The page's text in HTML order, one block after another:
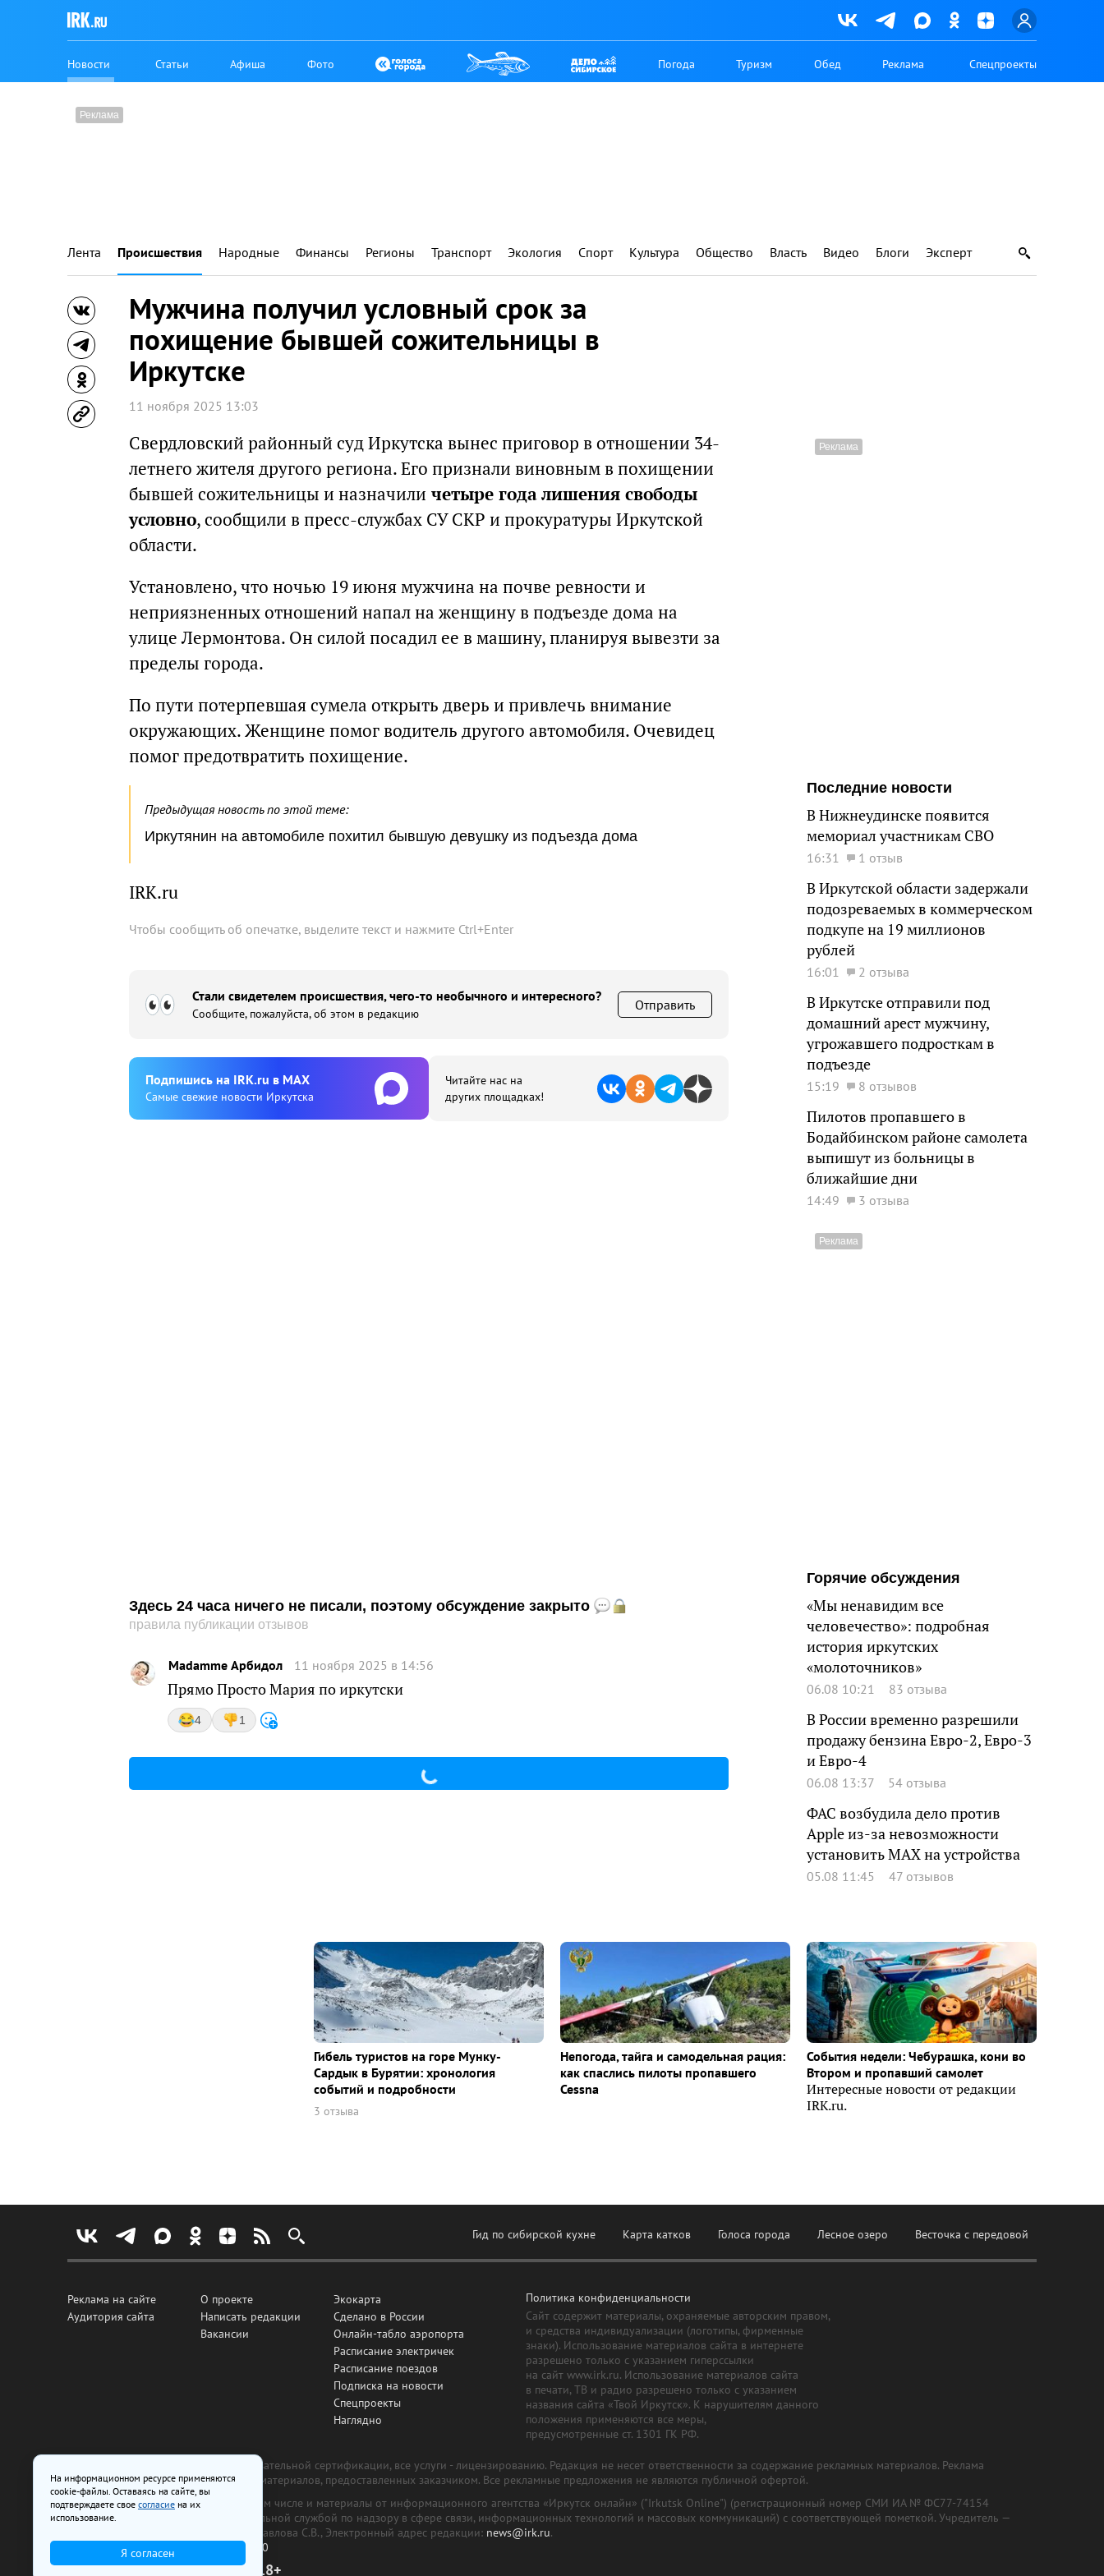
Новости Статьи Афиша Фото Погода Туризм Обед Реклама Спецпроекты
Лента Происшествия Народные Финансы Регионы Транспорт Экология Спорт Культура Общество Власть Видео Блоги Эксперт
Мужчина получил условный срок за
похищение бывшей сожительницы в
Иркутске
11 ноября 2025 13:03
Свердловский районный суд Иркутска вынес приговор в отношении 34-
летнего жителя другого региона. Его признали виновным в похищении
бывшей сожительницы и назначили четыре года лишения свободы
условно, сообщили в пресс-службах СУ СКР и прокуратуры Иркутской
области.
Установлено, что ночью 19 июня мужчина на почве ревности и
неприязненных отношений напал на женщину в подъезде дома на
улице Лермонтова. Он силой посадил ее в машину, планируя вывезти за
пределы города.
По пути потерпевшая сумела открыть дверь и привлечь внимание
окружающих. Женщине помог водитель другого автомобиля. Очевидец
помог предотвратить похищение.
Предыдущая новость по этой теме:
Иркутянин на автомобиле похитил бывшую девушку из подъезда дома
IRK.ru
Чтобы сообщить об опечатке, выделите текст и нажмите Ctrl+Enter
Стали свидетелем происшествия, чего-то необычного и интересного?
Сообщите, пожалуйста, об этом в редакцию
Отправить
Подпишиcь на IRK.ru в MAX
Cамые свежие новости Иркутска
Читайте нас на
других площадках!
Здесь 24 часа ничего не писали, поэтому обсуждение закрыто
правила публикации отзывов
Madamme Арбидол 11 ноября 2025 в 14:56
Прямо Просто Мария по иркутски
4 1
Последние новости
В Нижнеудинске появится
мемориал участникам СВО
16:31 1 отзыв
В Иркутской области задержали
подозреваемых в коммерческом
подкупе на 19 миллионов
рублей
16:01 2 отзыва
В Иркутске отправили под
домашний арест мужчину,
угрожавшего подросткам в
подъезде
15:19 8 отзывов
Пилотов пропавшего в
Бодайбинском районе самолета
выпишут из больницы в
ближайшие дни
14:49 3 отзыва
Горячие обсуждения
«Мы ненавидим все
человечество»: подробная
история иркутских
«молоточников»
06.08 10:21 83 отзыва
В России временно разрешили
продажу бензина Евро-2, Евро-3
и Евро-4
06.08 13:37 54 отзыва
ФАС возбудила дело против
Apple из-за невозможности
установить MAX на устройства
05.08 11:45 47 отзывов
Гибель туристов на горе Мунку-
Сардык в Бурятии: хронология
событий и подробности
3 отзыва
Непогода, тайга и самодельная рация:
как спаслись пилоты пропавшего
Cessna
События недели: Чебурашка, кони во
Втором и пропавший самолет
Интересные новости от редакции
IRK.ru.
Гид по сибирской кухне Карта катков Голоса города Лесное озеро Весточка с передовой
Реклама на сайте
Аудитория сайта
О проекте
Написать редакции
Вакансии
Экокарта
Сделано в России
Онлайн-табло аэропорта
Расписание электричек
Расписание поездов
Подписка на новости
Спецпроекты
Наглядно
Политика конфиденциальности
Сайт содержит материалы, охраняемые авторским правом,
и средства индивидуализации (логотипы, фирменные
знаки). Использование материалов сайта в интернете
разрешено только с указанием гиперссылки
на сайт www.irk.ru. Использование материалов сайта
в печати, ТВ и радио разрешено только с указанием
названия сайта «Твой Иркутск». К нарушителям данного
положения применяются все меры,
предусмотренные ст. 1301 ГК РФ.
Все рекламные товары подлежат обязательной сертификации, все услуги - лицензированию. Редакция не несет ответственности за содержание рекламных материалов. Реклама
изготовлена и размещена на основе материалов, предоставленных заказчиком. Все рекламные предложения не являются публичной офертой.
На сайте www.irk.ru размещаются в том числе и материалы от информационного агентства «Иркутск онлайн» ("Irkutsk Online") (регистрационный номер СМИ ИА № ФС77-74154
от 29 октября 2018 г., выдан Федеральной службой по надзору в сфере связи, информационных технологий и массовых коммуникаций) с соответствующей пометкой. Учредитель —
ООО «Ирк.ру». Главный редактор — Павлова С.В., Электронный адрес редакции: news@irk.ru.
Телефон редакции:
+7 (3952) 48-88-50
18+
На информационном ресурсе применяются
cookie-файлы. Оставаясь на сайте, вы
подтверждаете свое согласие на их
использование.
Я согласен